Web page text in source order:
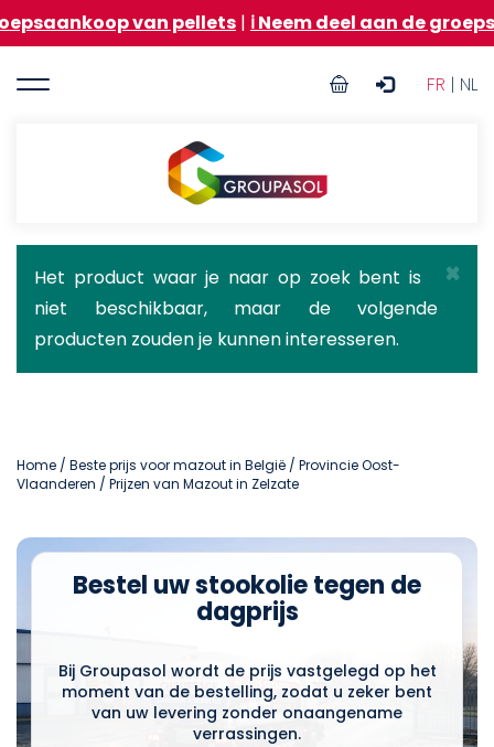
Overslaan
en
de
van pellets|ℹ️ Neem deel aan de
FR | NL
User
Groupasol
×
Statusbericht
Het product waar je naar op zoek bent is
niet beschikbaar, maar de volgende
producten zouden je kunnen interesseren.
Home / Beste prijs voor mazout in België / Provincie Oost-
Vlaanderen / Prijzen van Mazout in Zelzate
Bestel uw stookolie tegen de
dagprijs
Bij Groupasol wordt de prijs vastgelegd op het
moment van de bestelling, zodat u zeker bent
van uw levering zonder onaangename
verrassingen.